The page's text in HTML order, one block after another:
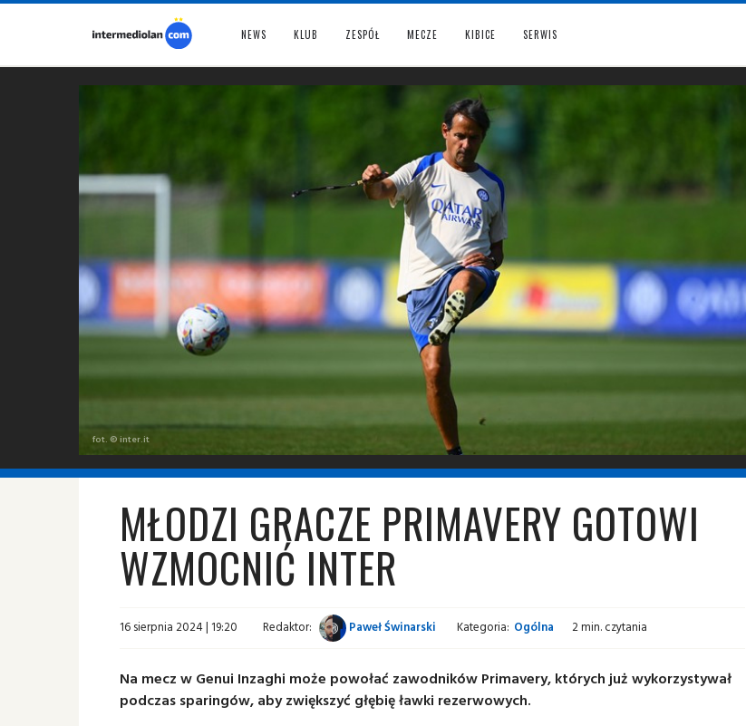
NEWS KLUB ZESPÓŁ MECZE KIBICE SERWIS
fot. © inter.it
MŁODZI GRACZE PRIMAVERY GOTOWI
WZMOCNIĆ INTER
16 sierpnia 2024 | 19:20 Redaktor: Paweł Świnarski Kategoria: Ogólna 2 min. czytania
Na mecz w Genui Inzaghi może powołać zawodników Primavery, których już wykorzystywał
podczas sparingów, aby zwiększyć głębię ławki rezerwowych.